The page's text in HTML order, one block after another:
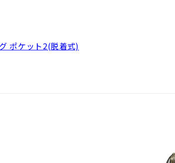
ポケット2(脱着式)